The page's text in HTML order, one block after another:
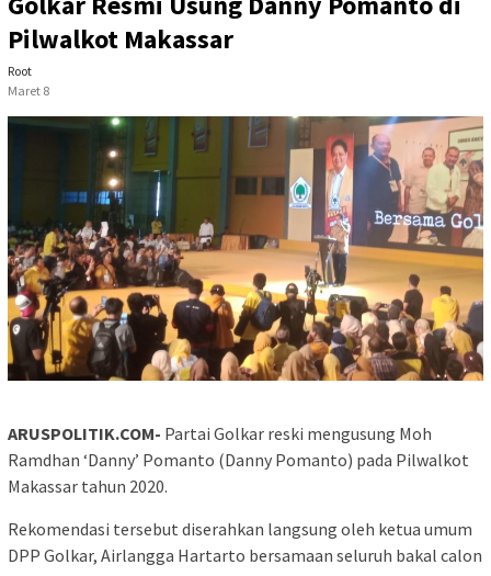
Pilwalkot Makassar
Root
Maret 8
ARUSPOLITIK.COM- Partai Golkar reski mengusung Moh
Ramdhan ‘Danny’ Pomanto (Danny Pomanto) pada Pilwalkot
Makassar tahun 2020.
Rekomendasi tersebut diserahkan langsung oleh ketua umum
DPP Golkar, Airlangga Hartarto bersamaan seluruh bakal calon